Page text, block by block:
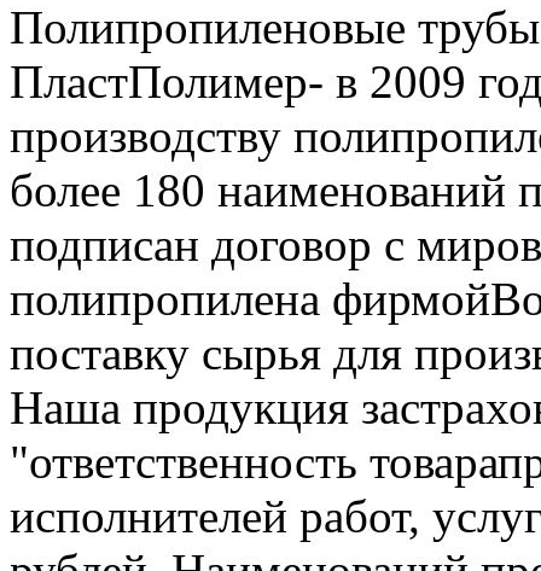
Полипропиленовые
ПластПолимер- в 2009
производству
более 180 наименований
подписан договор с
полипропилена
поставку сырья для
Наша продукция
"ответственность
исполнителей работ,